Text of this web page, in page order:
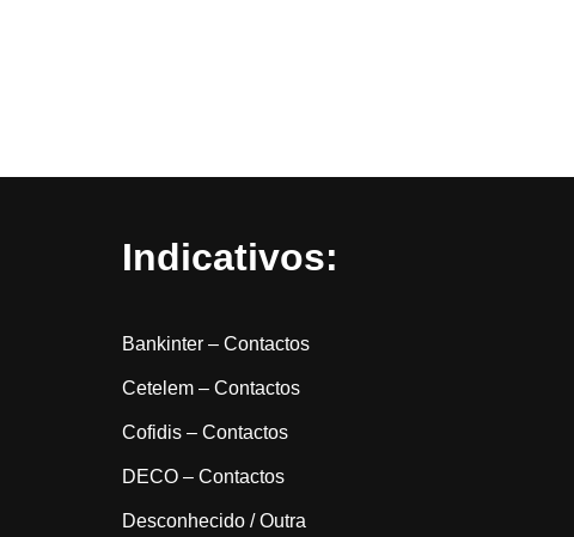
Indicativos:
Bankinter – Contactos
Cetelem – Contactos
Cofidis – Contactos
DECO – Contactos
Desconhecido / Outra